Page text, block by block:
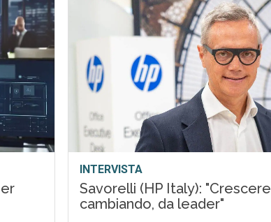
INTERVISTA
Savorelli (HP Italy): "Crescere
cambiando, da leader"